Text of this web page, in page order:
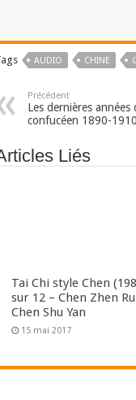
AUDIO CHINE
Précédent
Les dernières années
confucéen 1890-1910
Liés
Tai Chi style Chen
sur 12 – Chen Zhen
Chen Shu Yan
15 mai 2017